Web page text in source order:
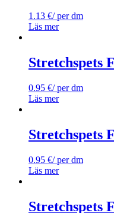
1.13 €/ per dm
Läs mer
Stretchspets
0.95 €/ per dm
Läs mer
Stretchspets
0.95 €/ per dm
Läs mer
Stretchspets